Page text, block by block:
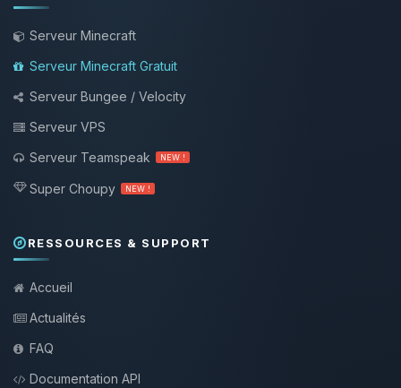
Serveur Minecraft
Serveur Minecraft Gratuit
Serveur Bungee / Velocity
Serveur VPS
Serveur Teamspeak
NEW !
Super Choupy NEW !
RESSOURCES & SUPPORT
Accueil
Actualités
FAQ
Documentation API